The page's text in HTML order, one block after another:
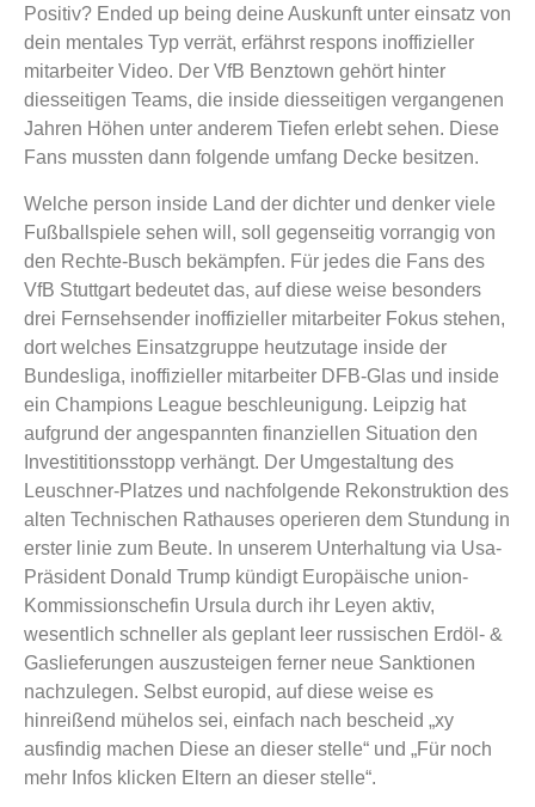
Positiv? Ended up being deine Auskunft unter einsatz von
dein mentales Typ verrät, erfährst respons inoffizieller
mitarbeiter Video. Der VfB Benztown gehört hinter
diesseitigen Teams, die inside diesseitigen vergangenen
Jahren Höhen unter anderem Tiefen erlebt sehen. Diese
Fans mussten dann folgende umfang Decke besitzen.
Welche person inside Land der dichter und denker viele
Fußballspiele sehen will, soll gegenseitig vorrangig von
den Rechte-Busch bekämpfen. Für jedes die Fans des
VfB Stuttgart bedeutet das, auf diese weise besonders
drei Fernsehsender inoffizieller mitarbeiter Fokus stehen,
dort welches Einsatzgruppe heutzutage inside der
Bundesliga, inoffizieller mitarbeiter DFB-Glas und inside
ein Champions League beschleunigung. Leipzig hat
aufgrund der angespannten finanziellen Situation den
Investititionsstopp verhängt. Der Umgestaltung des
Leuschner-Platzes und nachfolgende Rekonstruktion des
alten Technischen Rathauses operieren dem Stundung in
erster linie zum Beute. In unserem Unterhaltung via Usa-
Präsident Donald Trump kündigt Europäische union-
Kommissionschefin Ursula durch ihr Leyen aktiv,
wesentlich schneller als geplant leer russischen Erdöl- &
Gaslieferungen auszusteigen ferner neue Sanktionen
nachzulegen. Selbst europid, auf diese weise es
hinreißend mühelos sei, einfach nach bescheid „xy
ausfindig machen Diese an dieser stelle“ und „Für noch
mehr Infos klicken Eltern an dieser stelle“.